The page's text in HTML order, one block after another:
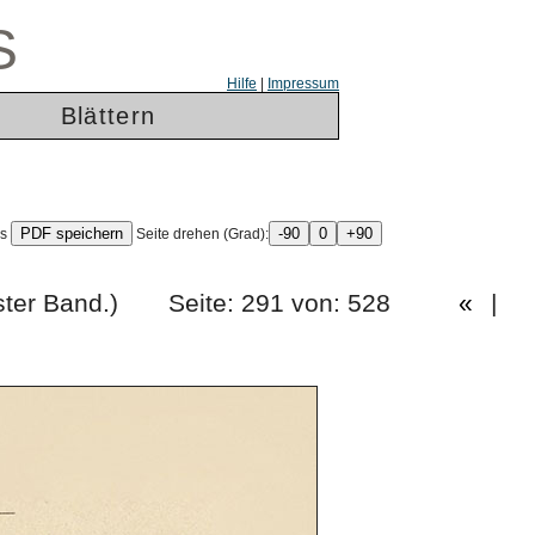
Hilfe Impressum
Blättern
Seite drehen (Grad):
Band.) Seite: 291 von: 528 « |